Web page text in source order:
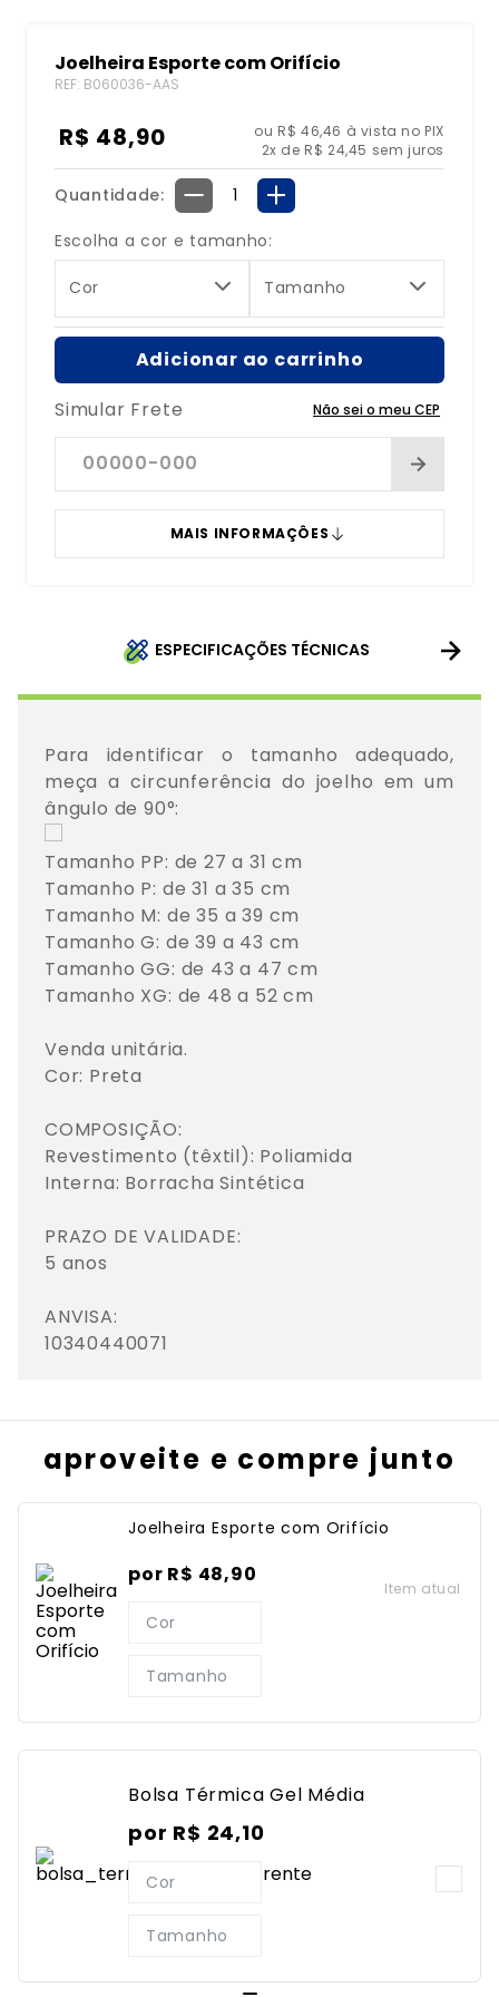
Joelheira Esporte com Orifício
REF: B060036-AAS
R$ 48,90
ou R$ 46,46 à vista no PIX
2x de R$ 24,45 sem juros
Quantidade ＋
－
Escolha a cor e tamanho:
Cor Tamanho
Adicionar ao carrinho
Simular Frete
Não sei o meu CEP
MAIS INFORMAÇÔES
ESPECIFICAÇÕES TÉCNICAS
Para identificar o tamanho adequado,
meça a circunferência do joelho em um
Tamanho PP: de 27 a 31 cm
Tamanho P: de 31 a 35 cm
Tamanho M: de 35 a 39 cm
Tamanho G: de 39 a 43 cm
Tamanho GG: de 43 a 47 cm
Tamanho XG: de 48 a 52 cm
Venda unitária.
Cor: Preta
COMPOSIÇÃO:
Revestimento (têxtil): Poliamida
Interna: Borracha Sintética
PRAZO DE VALIDADE:
5 anos
ANVISA:
10340440071
aproveite e compre junto
Joelheira Esporte com Orifício
por R$ 48,90
Cor
Tamanho
Item atual
Bolsa Térmica Gel Média
por R$ 24,10
Cor
Tamanho
bolsa